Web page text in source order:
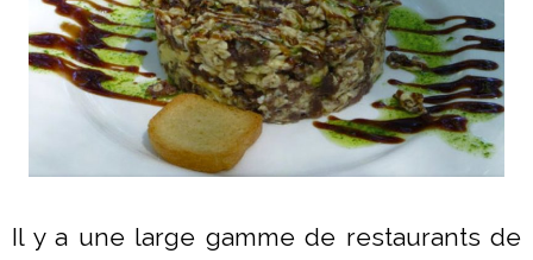
Il y a une large gamme de restaurants de